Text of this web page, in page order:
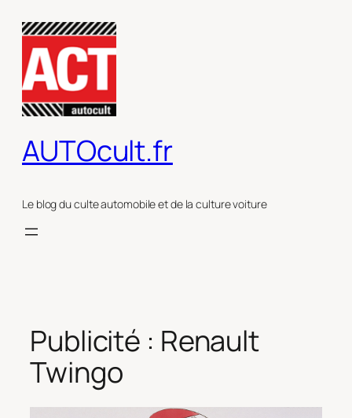
contenu
AUTOcult.fr
Le blog du culte automobile et de la culture voiture
Publicité : Renault
Twingo